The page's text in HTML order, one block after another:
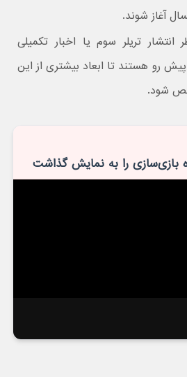
آغاز شوند.
انتشار تریلر سوم یا اخبار تکمیلی
پیش رو هستند تا ابعاد بیشتری از این
شود.